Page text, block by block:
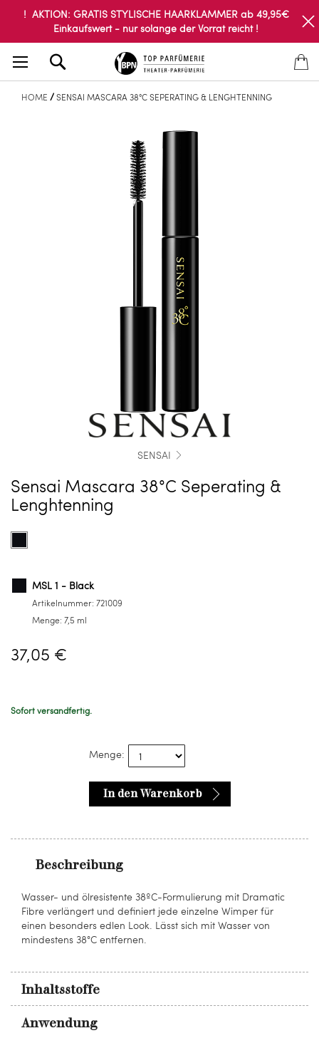
! AKTION: GRATIS STYLISCHE HAARKLAMMER ab 49,95€
Einkaufswert - nur solange der Vorrat reicht !
HOME SENSAI MASCARA 38°C SEPERATING & LENGHTENNING
SENSAI
Sensai Mascara 38°C Seperating &
Lenghtenning
auswählen
options
MSL
1
Black
MSL 1 - Black
Artikelnummer: 721009
Menge: 7,5 ml
37,05 €
Sofort versandfertig.
Menge:
In den Warenkorb
Beschreibung
Wasser- und ölresistente 38ºC-Formulierung mit Dramatic
Fibre verlängert und definiert jede einzelne Wimper für
einen besonders edlen Look. Lässt sich mit Wasser von
mindestens 38°C entfernen.
Inhaltsstoffe
Anwendung